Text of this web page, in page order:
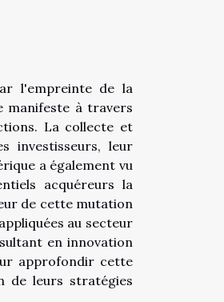
l'empreinte de la
manifeste à travers
La collecte et
investisseurs, leur
a également vu
acquéreurs la
de cette mutation
au secteur
en innovation
approfondir cette
de leurs stratégies